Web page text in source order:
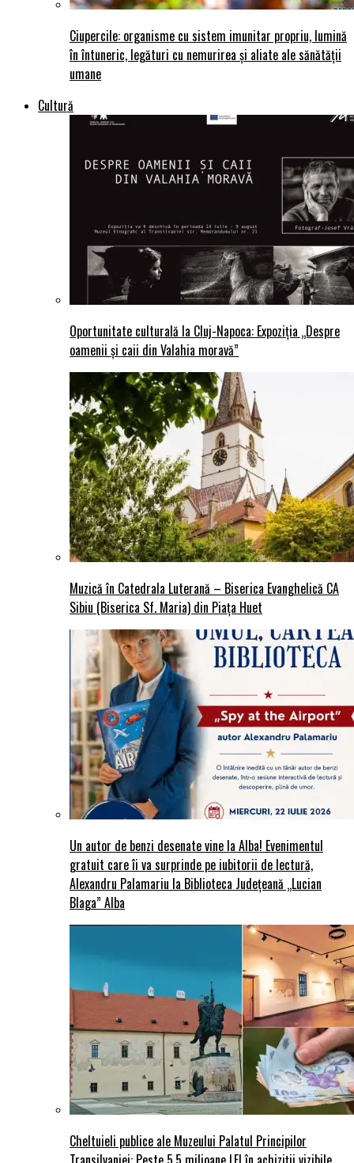
Ciupercile: organisme cu sistem imunitar propriu, lumină
în întuneric, legături cu nemurirea și aliate ale sănătății
umane
Cultură
Oportunitate culturală la Cluj-Napoca: Expoziția „Despre
oamenii și caii din Valahia moravă”
Muzică în Catedrala Luterană – Biserica Evanghelică CA
Sibiu (Biserica Sf. Maria) din Piaţa Huet
Un autor de benzi desenate vine la Alba! Evenimentul
gratuit care îi va surprinde pe iubitorii de lectură,
Alexandru Palamariu la Biblioteca Județeană „Lucian
Blaga” Alba
Cheltuieli publice ale Muzeului Palatul Principilor